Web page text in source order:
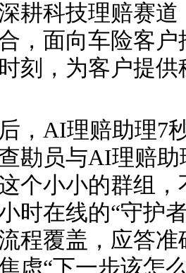
耕科技理赔赛
，面向车险客
刻，为客户提
，AI理赔助理7
勘员与AI理赔
个小小的群组
时在线的“守
程覆盖，应答
虑“下一步该怎